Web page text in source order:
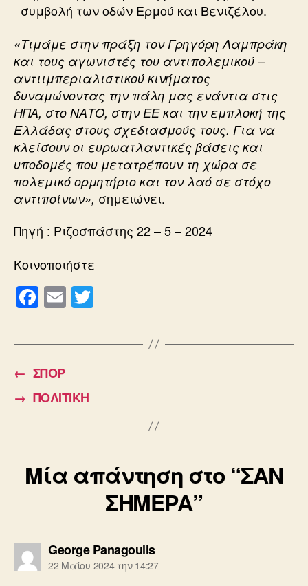
συμβολή των οδών Ερμού και Βενιζέλου.
«Τιμάμε στην πράξη τον Γρηγόρη Λαμπράκη
και τους αγωνιστές του αντιπολεμικού –
αντιιμπεριαλιστικού κινήματος
δυναμώνοντας την πάλη μας ενάντια στις
ΗΠΑ, στο ΝΑΤΟ, στην ΕΕ και την εμπλοκή της
Ελλάδας στους σχεδιασμούς τους. Για να
κλείσουν οι ευρωατλαντικές βάσεις και
υποδομές που μετατρέπουν τη χώρα σε
πολεμικό ορμητήριο και τον λαό σε στόχο
αντιποίνων», σημειώνει.
Πηγή : Ριζοσπάστης 22 – 5 – 2024
Κοινοποιήστε
F
a
c
e
b
o
o
E
m
ailtt
← ΣΠΟΡ
→ ΠΟΛΙΤΙΚΗ
Μία απάντηση στο “ΣΑΝ
ΣΗΜΕΡΑ”
George Panagoulisλέει:
22 Μαΐου 2024 την 14:27